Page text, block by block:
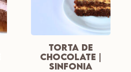
TORTA DE
CHOCOLATE |
SINFONIA